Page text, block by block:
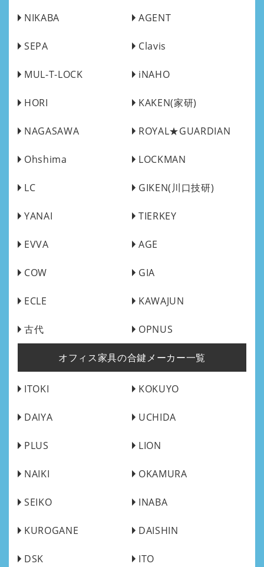
NIKABA AGENT
SEPA Clavis
MUL-T-LOCK iNAHO
HORI KAKEN(家研)
NAGASAWA ROYAL★GUARDIAN
Ohshima LOCKMAN
LC GIKEN(川口技研)
YANAI TIERKEY
EVVA AGE
COW GIA
ECLE KAWAJUN
古代 OPNUS
オフィス家具の合鍵メーカー一覧
ITOKI KOKUYO
DAIYA UCHIDA
PLUS LION
NAIKI OKAMURA
SEIKO INABA
KUROGANE DAISHIN
DSK ITO